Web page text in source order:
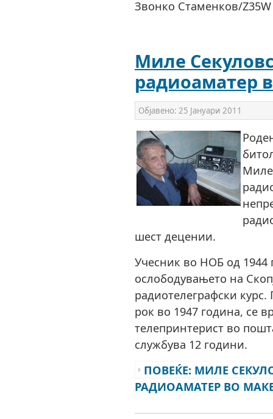
Звонко Стаменков/Z35W
Миле
радиоаматер
Објавено: 25 Јануари 2011
Миле
шест децении.
Учесник во НОБ од 1944
ослободувањето на
радиотелеграфски
рок во 1947 година, се
телепринтерист во
службува 12 години.
ПОВЕЌЕ: МИЛЕ
РАДИОАМАТЕР ВО